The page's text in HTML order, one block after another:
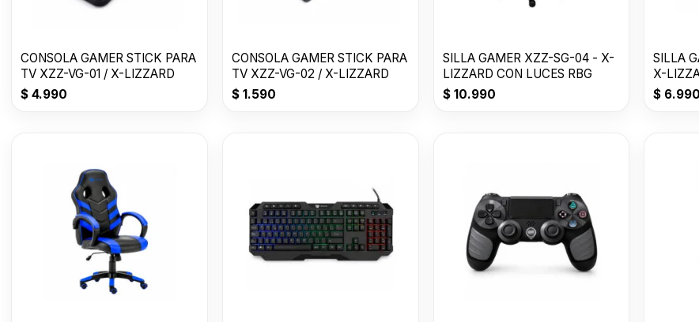
CONSOLA GAMER STICK PARA
TV XZZ-VG-01 / X-LIZZARD
$ 4.990
CONSOLA GAMER STICK PARA
TV XZZ-VG-02 / X-LIZZARD
$1.590
SILLA GAMER XZZ-SG-04 - X-
LIZZARD CON LUCES RBG
$10.990
SILLA
X-
$ 6.990